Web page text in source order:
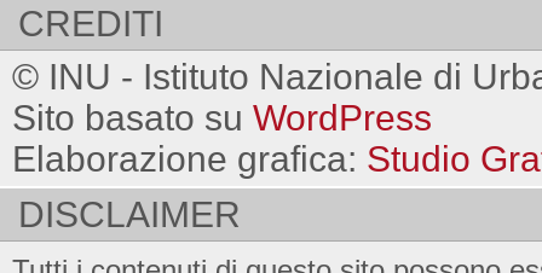
CREDITI
© INU - Istituto Nazionale di
Sito basato su WordPress
Elaborazione grafica: Studio
DISCLAIMER